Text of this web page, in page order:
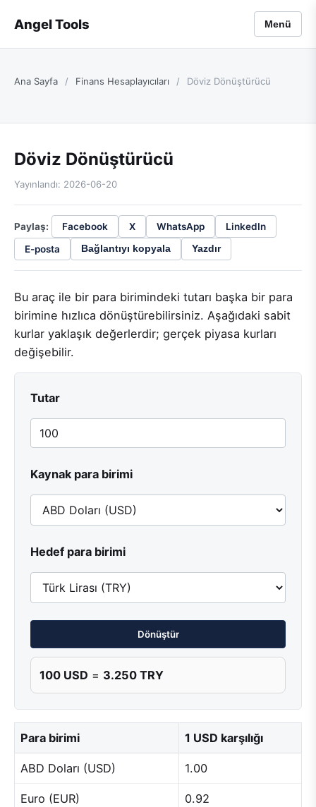
Angel Tools Menü
Ana Sayfa / Finans Hesaplayıcıları / Döviz Dönüştürücü
Döviz Dönüştürücü
Yayınlandı: 2026-06-20
Paylaş: Facebook X WhatsApp
LinkedIn
E-posta
Bağlantıyı kopyala Yazdır
Bu araç ile bir para birimindeki tutarı başka bir para
birimine hızlıca dönüştürebilirsiniz. Aşağıdaki sabit
kurlar yaklaşık değerlerdir; gerçek piyasa kurları
değişebilir.
Tutar
Kaynak para birimi
Hedef para birimi
Dönüştür
100 USD = 3.250 TRY
Para birimi 1 USD karşılığı
ABD Doları (USD) 1.00
Euro (EUR) 0.92